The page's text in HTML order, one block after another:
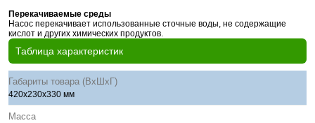
Перекачиваемые среды
Насос перекачивает использованные сточные воды, не содержащие
кислот и других химических продуктов.
Таблица характеристик
Габариты товара (ВхШхГ)
420х230х330 мм
Масса